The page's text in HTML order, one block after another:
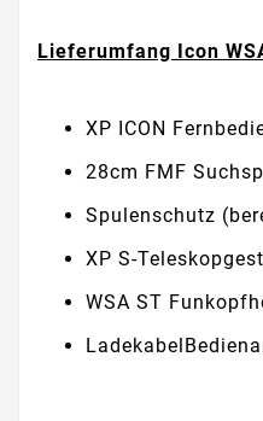
Lieferumfang Icon
XP ICON
28cm FMF
Spulenschutz
XP S-
WSA ST